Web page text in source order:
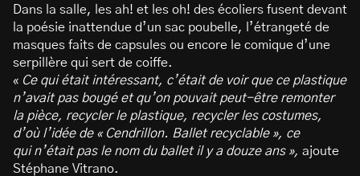
Dans la salle, les ah! et les oh! des écoliers fusent devant
la poésie inattendue d’un sac poubelle, l’étrangeté de
masques faits de capsules ou encore le comique d’une
serpillère qui sert de coiffe.
« Ce qui était intéressant, c’était de voir que ce plastique
n’avait pas bougé et qu’on pouvait peut-être remonter
la pièce, recycler le plastique, recycler les costumes,
d’où l’idée de « Cendrillon. Ballet recyclable », ce
qui n’était pas le nom du ballet il y a douze ans », ajoute
Stéphane Vitrano.